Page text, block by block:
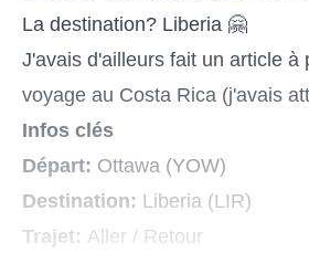
La destination? Liberia 🤗
J'avais d'ailleurs fait un article à
voyage au Costa Rica (j'avais
Infos clés
Départ: Ottawa (YOW)
Destination: Liberia (LIR)
Trajet: Aller / Retour